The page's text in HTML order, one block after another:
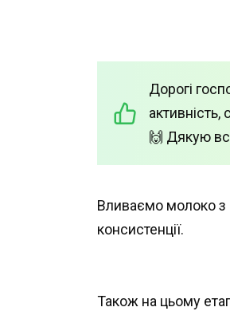
Дорогі
🙌 Дякую
Вливаємо молоко
консистенції.
Також на цьому